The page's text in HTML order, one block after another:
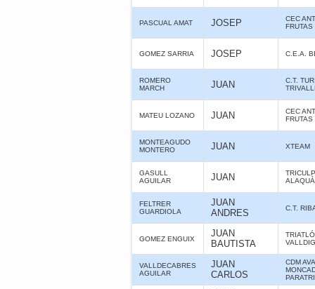
PASCUAL AMAT JOSEP
CEC
GOMEZ SARRIA JOSEP C.E.A.
ROMERO
MARCH
JUAN
C.T.
MATEU LOZANO JUAN
CEC
MONTEAGUDO
MONTERO
JUAN XTEAM
GASULL
AGUILAR
JUAN
FELTRER
GUARDIOLA
JUAN
ANDRES
C.T.
GOMEZ ENGUIX
JUAN
BAUTISTA
VALLDECABRES
AGUILAR
JUAN
CARLOS
CDM